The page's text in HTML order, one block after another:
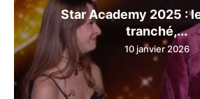
Star Academy 2025 :
tranché,...
10 janvier 2026